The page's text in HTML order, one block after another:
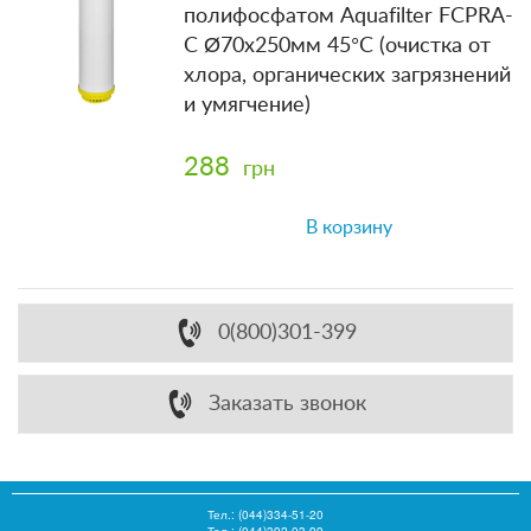
полифосфатом Aquafilter FCPRA-
C Ø70x250мм 45°C (очистка от
хлора, органических загрязнений
и умягчение)
288 грн
В корзину
0(800)301-399
Заказать звонок
Тел.: (044)334-51-20